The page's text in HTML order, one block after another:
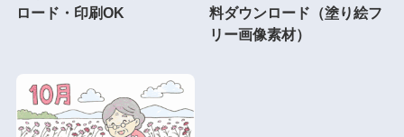
ロード・印刷OK
料ダウンロード（塗り絵フ
リー画像素材）